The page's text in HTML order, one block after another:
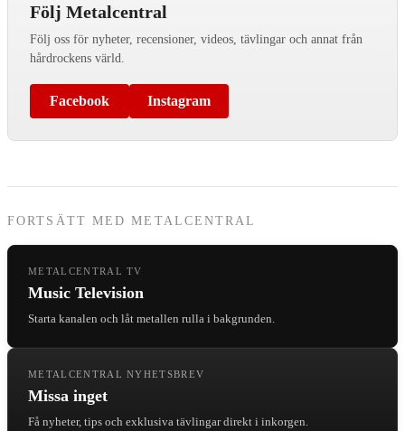
Följ Metalcentral
Följ oss för nyheter, recensioner, videos, tävlingar och annat från
hårdrockens värld.
Facebook Instagram
FORTSÄTT MED METALCENTRAL
METALCENTRAL TV
Music Television
Starta kanalen och låt metallen rulla i bakgrunden.
METALCENTRAL NYHETSBREV
Missa inget
Få nyheter, tips och exklusiva tävlingar direkt i inkorgen.